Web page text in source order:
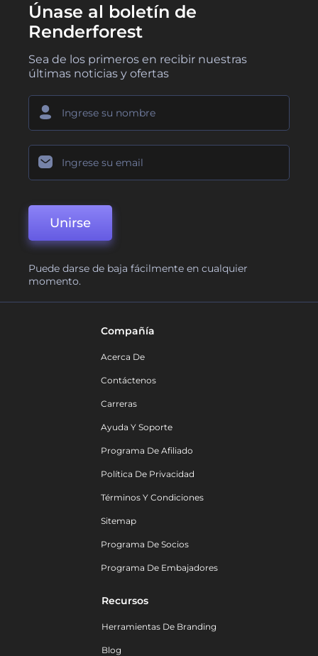
Únase al boletín de
Renderforest
Sea de los primeros en recibir nuestras
últimas noticias y ofertas
Unirse
Puede darse de baja fácilmente en cualquier
momento.
Compañía
Acerca De
Contáctenos
Carreras
Ayuda Y Soporte
Programa De Afiliado
Política De Privacidad
Términos Y Condiciones
Sitemap
Programa De Socios
Programa De Embajadores
Recursos
Herramientas De Branding
Blog